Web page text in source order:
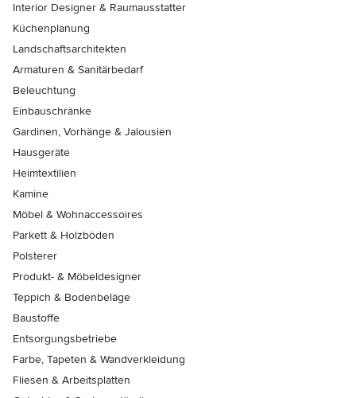
Interior Designer & Raumausstatter
Küchenplanung
Landschaftsarchitekten
Armaturen & Sanitärbedarf
Beleuchtung
Einbauschränke
Gardinen, Vorhänge & Jalousien
Hausgeräte
Heimtextilien
Kamine
Möbel & Wohnaccessoires
Parkett & Holzböden
Polsterer
Produkt- & Möbeldesigner
Teppich & Bodenbeläge
Baustoffe
Entsorgungsbetriebe
Farbe, Tapeten & Wandverkleidung
Fliesen & Arbeitsplatten